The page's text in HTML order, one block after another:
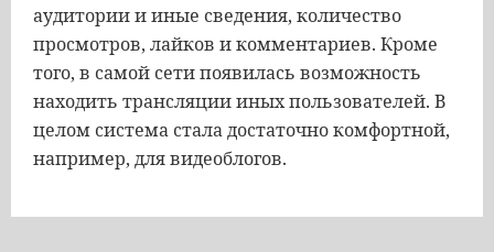
аудитории и иные сведения, количество
просмотров, лайков и комментариев. Кроме
того, в самой сети появилась возможность
находить трансляции иных пользователей. В
целом система стала достаточно комфортной,
например, для видеоблогов.